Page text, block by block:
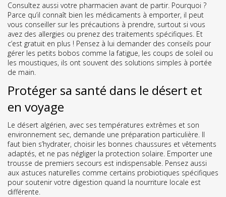
Consultez aussi votre pharmacien avant de partir. Pourquoi ?
Parce qu’il connaît bien les médicaments à emporter, il peut
vous conseiller sur les précautions à prendre, surtout si vous
avez des allergies ou prenez des traitements spécifiques. Et
c’est gratuit en plus ! Pensez à lui demander des conseils pour
gérer les petits bobos comme la fatigue, les coups de soleil ou
les moustiques, ils ont souvent des solutions simples à portée
de main.
Protéger sa santé dans le désert et
en voyage
Le désert algérien, avec ses températures extrêmes et son
environnement sec, demande une préparation particulière. Il
faut bien s’hydrater, choisir les bonnes chaussures et vêtements
adaptés, et ne pas négliger la protection solaire. Emporter une
trousse de premiers secours est indispensable. Pensez aussi
aux astuces naturelles comme certains probiotiques spécifiques
pour soutenir votre digestion quand la nourriture locale est
différente.